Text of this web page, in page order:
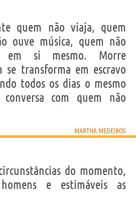
quem não viaja, quem
ouve música, quem não
em si mesmo. Morre
se transforma em escravo
todos os dias o mesmo
com quem não
MARTHA MEDEIROS
do momento,
e estimáveis as